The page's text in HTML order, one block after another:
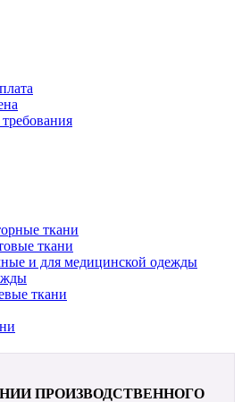
ткани
ткани
и для медицинской одежды
ткани
ПРОИЗВОДСТВЕННОГО